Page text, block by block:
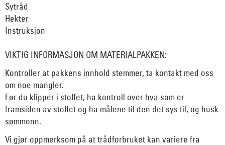
Sytråd
Hekter
Instruksjon
VIKTIG INFORMASJON OM MATERIALPAKKEN:
Kontroller at pakkens innhold stemmer, ta kontakt med oss
om noe mangler.
Før du klipper i stoffet, ha kontroll over hva som er
framsiden av stoffet og ha målene til den det sys til, og husk
sømmonn.
Vi gjør oppmerksom på at trådforbruket kan variere fra